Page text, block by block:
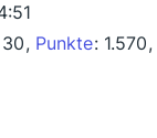
30 Punkte 1.570